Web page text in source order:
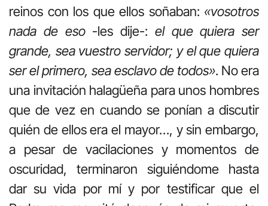
reinos con los que ellos soñaban: «vosotros
nada de eso -les dije-: el que quiera ser
grande, sea vuestro servidor; y el que quiera
ser el primero, sea esclavo de todos». No era
una invitación halagüeña para unos hombres
que de vez en cuando se ponían a discutir
quién de ellos era el mayor…, y sin embargo,
a pesar de vacilaciones y momentos de
oscuridad, terminaron siguiéndome hasta
dar su vida por mí y por testificar que el